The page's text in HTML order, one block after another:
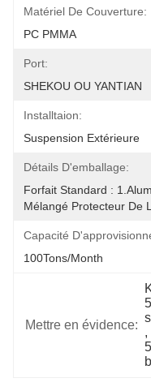
Matériel De Couverture:
PC PMMA
Port:
SHEKOU OU YANTIAN
Installtaion:
Suspension Extérieure
Détails D'emballage:
Forfait Standard :
Mélangé Protecteur De
Capacité
100Tons/Month
Mettre en évidence:
,